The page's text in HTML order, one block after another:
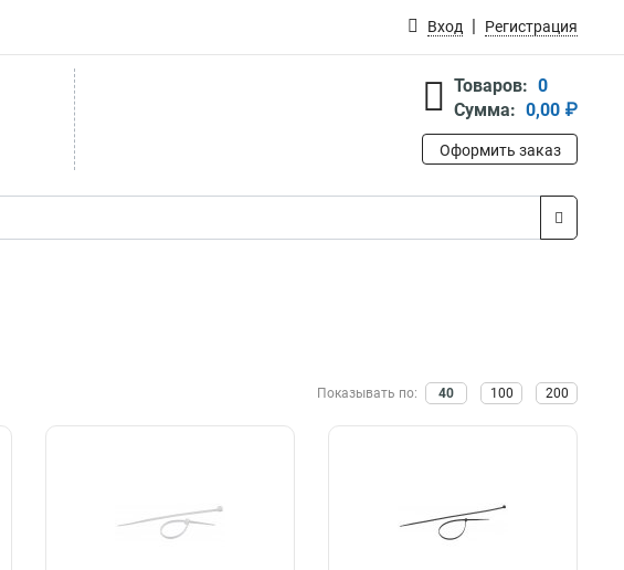
Вход Регистрация
Товаров: 0
Сумма: 0,00 ₽
Оформить заказ
Показывать по: 40 100 200